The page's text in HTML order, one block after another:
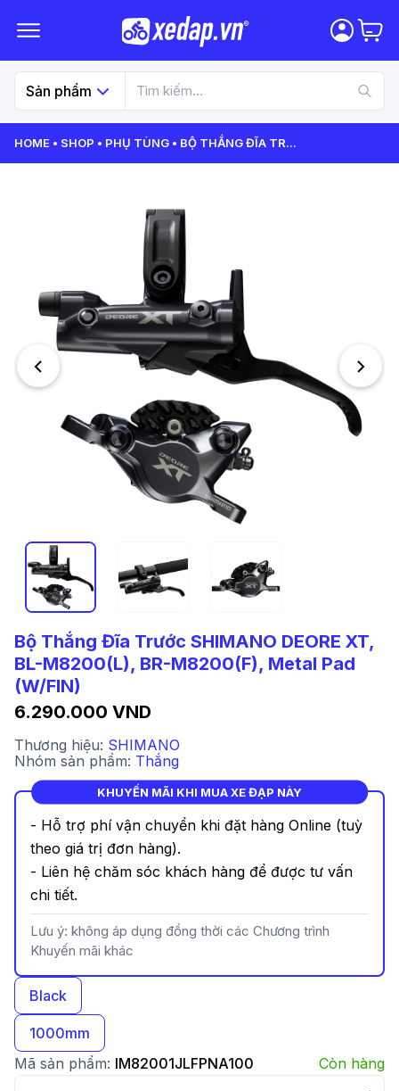
Sản phẩm
HOME SHOP PHỤ TÙNG BỘ THẮNG ĐĨA TR...
Bộ Thắng Đĩa Trước SHIMANO DEORE XT,
BL-M8200(L), BR-M8200(F), Metal Pad
(W/FIN)
6.290.000 VND
Thương hiệu: SHIMANO
Nhóm sản phẩm: Thắng
KHUYẾN MÃI KHI MUA XE ĐẠP NÀY
- Hỗ trợ phí vận chuyển khi đặt hàng Online (tuỳ
theo giá trị đơn hàng).
- Liên hệ chăm sóc khách hàng để được tư vấn
chi tiết.
Lưu ý: không áp dụng đồng thời các Chương trình
Khuyến mãi khác
Black
1000mm
Mã sản phẩm: IM82001JLFPNA100 Còn hàng